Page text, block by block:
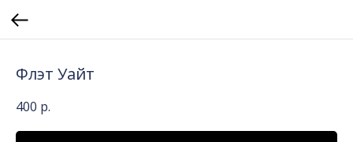
Флэт Уайт
400 р.